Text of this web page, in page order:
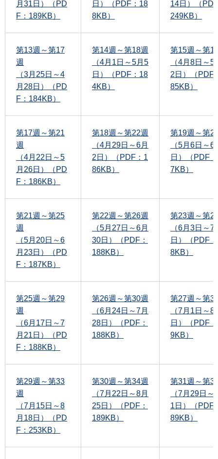
月31日）（PD
F：189KB）
日）（PDF：18
8KB）
14日）（
249KB）
第13週～第17
週
（3月25日～4
月28日）（PD
F：184KB）
第14週～第18週
（4月1日～5月5
日）（PDF：18
4KB）
第15週～第
（4月8日～5
2日）（PDF
85KB）
第17週～第21
週
（4月22日～5
月26日）（PD
F：186KB）
第18週～第22週
（4月29日～6月
2日）（PDF：1
86KB）
第19週～第
（5月6日～6
日）（PDF
7KB）
第21週～第25
週
（5月20日～6
月23日）（PD
F：187KB）
第22週～第26週
（5月27日～6月
30日）（PDF：
188KB）
第23週～第
（6月3日～7
日）（PDF
8KB）
第25週～第29
週
（6月17日～7
月21日）（PD
F：188KB）
第26週～第30週
（6月24日～7月
28日）（PDF：
188KB）
第27週～第
（7月1日～8
日）（PDF
9KB）
第29週～第33
週
（7月15日～8
月18日）（PD
F：253KB）
第30週～第34週
（7月22日～8月
25日）（PDF：
189KB）
第31週～第
（7月29日～
1日）（PDF
89KB）